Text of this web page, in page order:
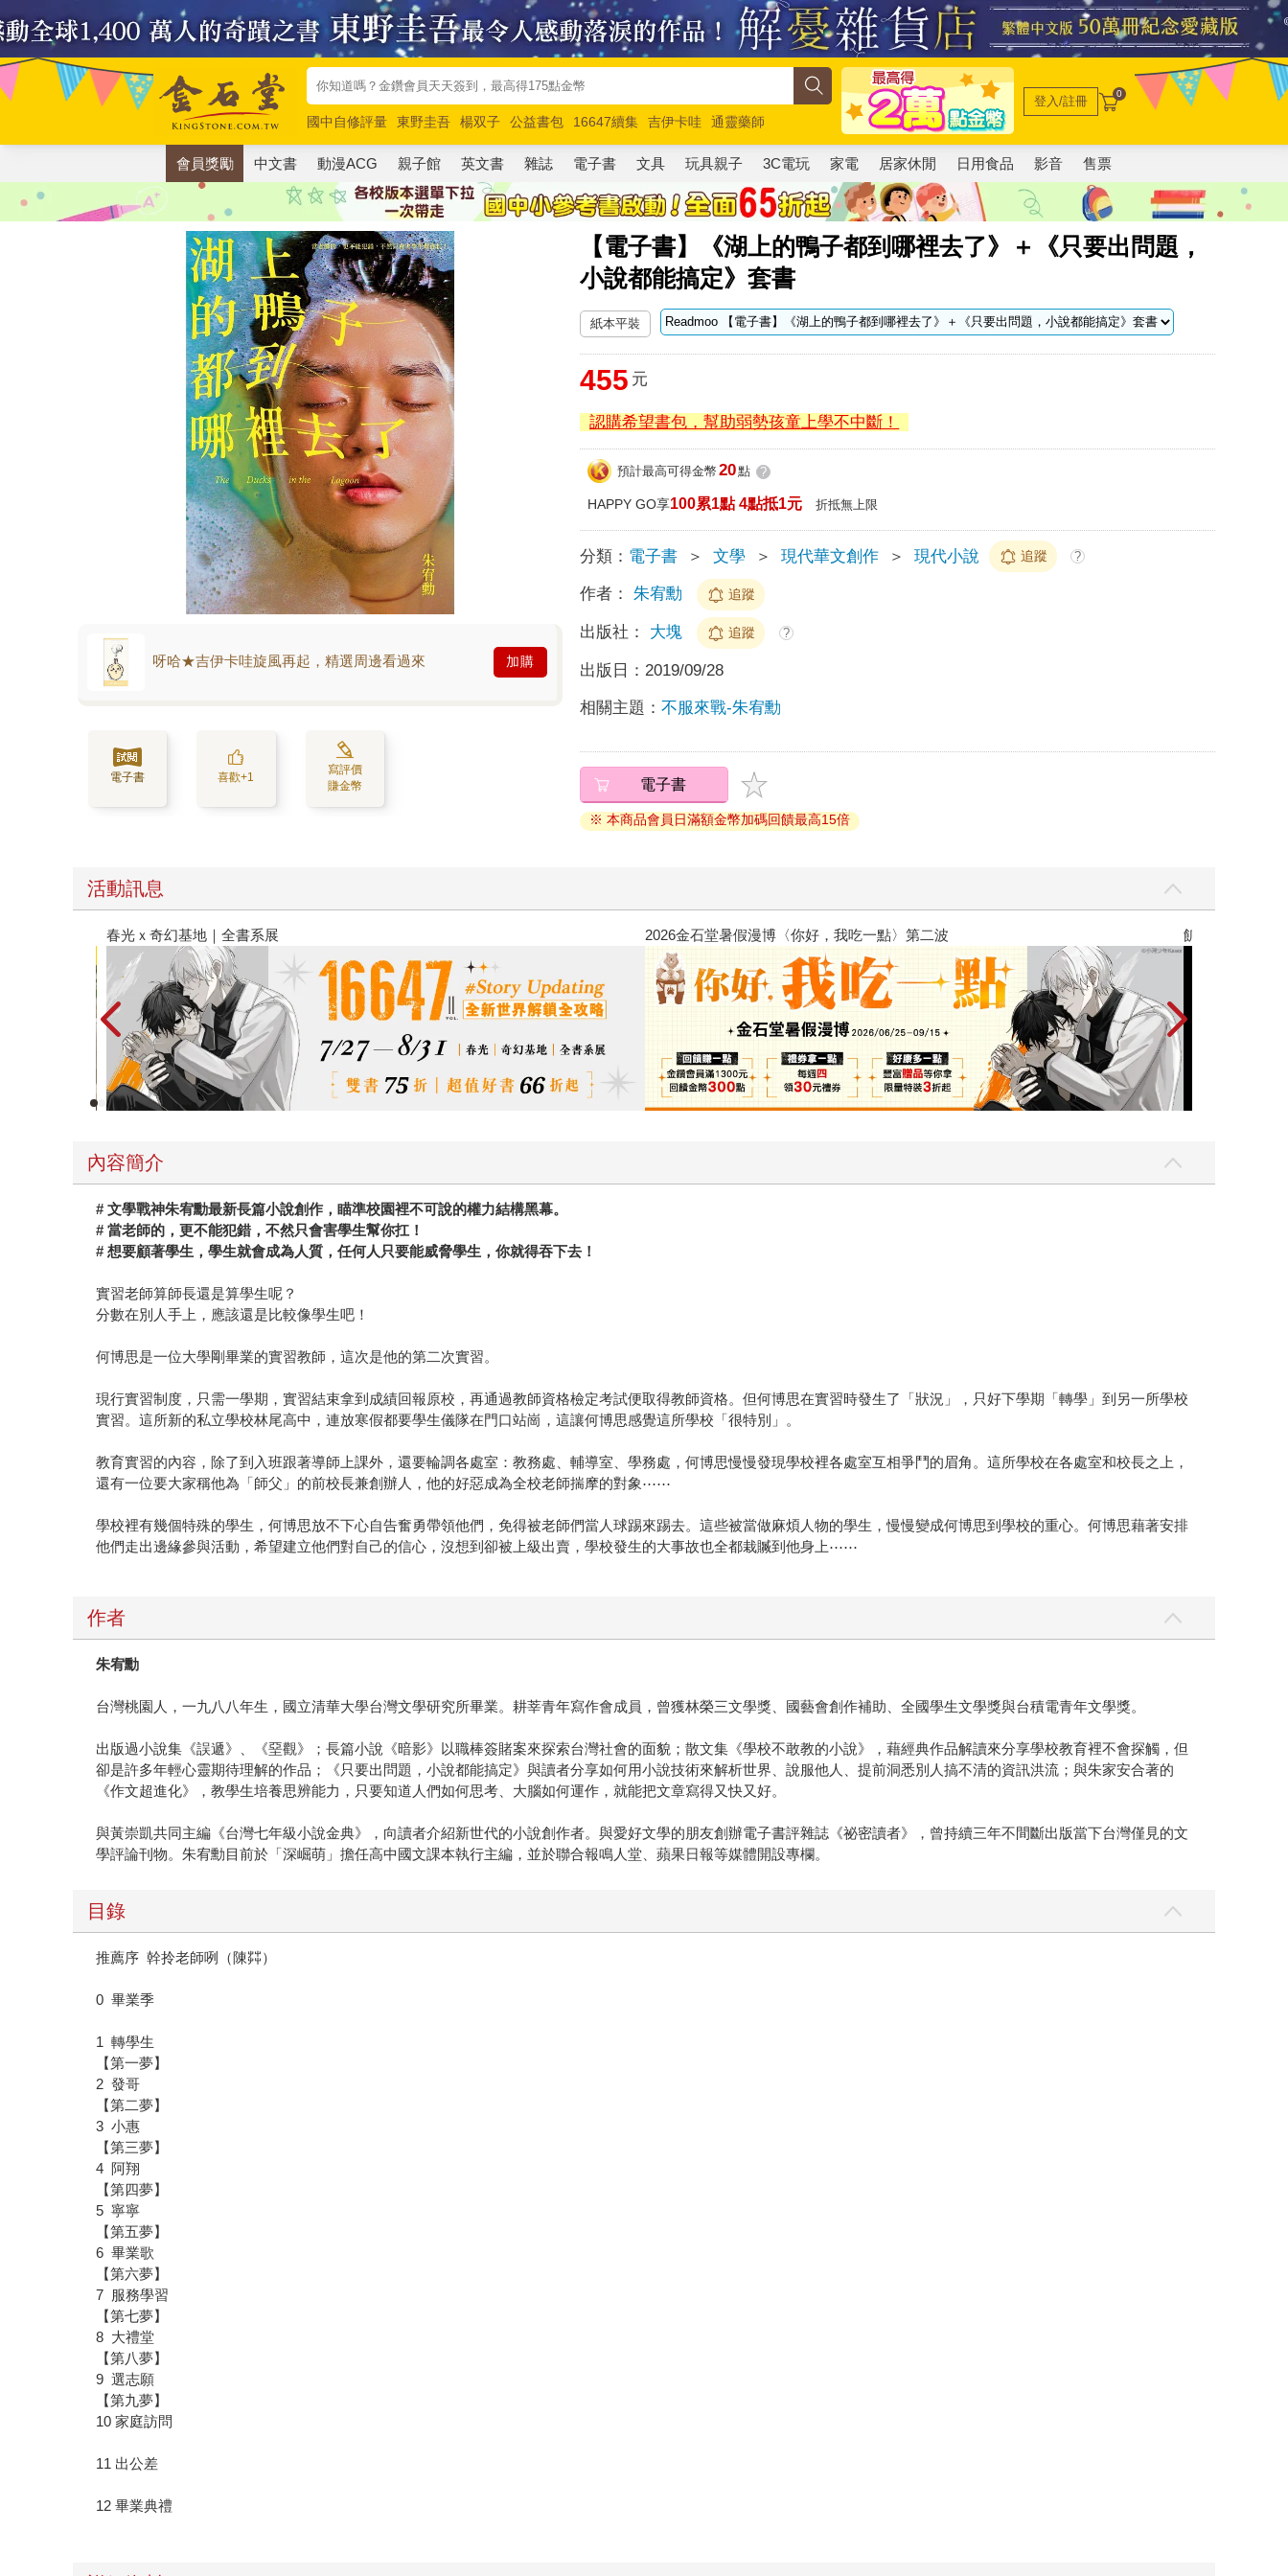
國中自修評量 東野圭吾 楊双子 公益書包 16647續集 吉伊卡哇
通靈藥師
唯紅花綻放
奧德賽 路邊攤新作 馬斯克 玩具總動員5 超慢跑
登入/註冊 0
會員獎勵 中文書 動漫ACG 親子館 英文書 雜誌 電子書 文具 玩具親子 3C電玩 家電 居家休閒 日用食品 影音 售票
【電子書】《湖上的鴨子都到哪裡去了》＋《只要出問題，
小說都能搞定》套書
呀哈★吉伊卡哇旋風再起，精選周邊看過來 加購
電子書 喜歡+1
寫評價
賺金幣
紙本平裝
455 元
認購希望書包，幫助弱勢孩童上學不中斷！
預計最高可得金幣 20點 ?
HAPPY GO享100累1點 4點抵1元 折抵無上限
分類： 電子書 ＞ 文學 ＞ 現代華文創作 ＞ 現代小說 追蹤 ?
作者： 朱宥勳 追蹤
出版社： 大塊 追蹤 ?
出版日： 2019/09/28
相關主題：不服來戰-朱宥勳
電子書
※ 本商品會員日滿額金幣加碼回饋最高15倍
活動訊息
春光ｘ奇幻基地｜全書系展 2026金石堂暑假漫博〈你好，我吃一點〉第二波 飢餓遊戲前傳贈
內容簡介
#文學戰神朱宥勳最新長篇小說創作，瞄準校園裡不可說的權力結構黑幕。
#當老師的，更不能犯錯，不然只會害學生幫你扛！
#想要顧著學生，學生就會成為人質，任何人只要能威脅學生，你就得吞下去！
實習老師算師長還是算學生呢？
分數在別人手上，應該還是比較像學生吧！
何博思是一位大學剛畢業的實習教師，這次是他的第二次實習。
現行實習制度，只需一學期，實習結束拿到成績回報原校，再通過教師資格檢定考試便取得教師資格。但何博思在實習時發生了「狀況」，只好下學期「轉學」到另一所學校
實習。這所新的私立學校林尾高中，連放寒假都要學生儀隊在門口站崗，這讓何博思感覺這所學校「很特別」。
教育實習的內容，除了到入班跟著導師上課外，還要輪調各處室：教務處、輔導室、學務處，何博思慢慢發現學校裡各處室互相爭鬥的眉角。這所學校在各處室和校長之上，
還有一位要大家稱他為「師父」的前校長兼創辦人，他的好惡成為全校老師揣摩的對象⋯⋯
學校裡有幾個特殊的學生，何博思放不下心自告奮勇帶領他們，免得被老師們當人球踢來踢去。這些被當做麻煩人物的學生，慢慢變成何博思到學校的重心。何博思藉著安排
他們走出邊緣參與活動，希望建立他們對自己的信心，沒想到卻被上級出賣，學校發生的大事故也全都栽贓到他身上⋯⋯
作者
朱宥勳
台灣桃園人，一九八八年生，國立清華大學台灣文學研究所畢業。耕莘青年寫作會成員，曾獲林榮三文學獎、國藝會創作補助、全國學生文學獎與台積電青年文學獎。
出版過小說集《誤遞》、《堊觀》；長篇小說《暗影》以職棒簽賭案來探索台灣社會的面貌；散文集《學校不敢教的小說》，藉經典作品解讀來分享學校教育裡不會探觸，但
卻是許多年輕心靈期待理解的作品；《只要出問題，小說都能搞定》與讀者分享如何用小說技術來解析世界、說服他人、提前洞悉別人搞不清的資訊洪流；與朱家安合著的
《作文超進化》，教學生培養思辨能力，只要知道人們如何思考、大腦如何運作，就能把文章寫得又快又好。
與黃崇凱共同主編《台灣七年級小說金典》，向讀者介紹新世代的小說創作者。與愛好文學的朋友創辦電子書評雜誌《祕密讀者》，曾持續三年不間斷出版當下台灣僅見的文
學評論刊物。朱宥勳目前於「深崛萌」擔任高中國文課本執行主編，並於聯合報鳴人堂、蘋果日報等媒體開設專欄。
目錄
推薦序 幹拎老師咧（陳茻）
0 畢業季
1 轉學生
【第一夢】
2 發哥
【第二夢】
3 小惠
【第三夢】
4 阿翔
【第四夢】
5 寧寧
【第五夢】
6 畢業歌
【第六夢】
7 服務學習
【第七夢】
8 大禮堂
【第八夢】
9 選志願
【第九夢】
10 家庭訪問
11 出公差
12 畢業典禮